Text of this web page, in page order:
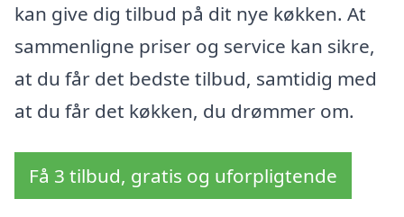
kan give dig tilbud på dit nye køkken. At
sammenligne priser og service kan sikre,
at du får det bedste tilbud, samtidig med
at du får det køkken, du drømmer om.
Få 3 tilbud, gratis og uforpligtende